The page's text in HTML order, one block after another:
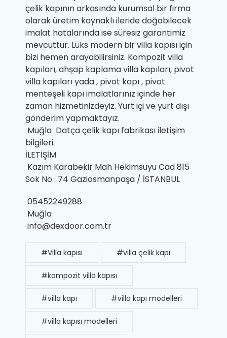
çelik kapının arkasında kurumsal bir firma
olarak üretim kaynaklı ileride doğabilecek
imalat hatalarında ise süresiz garantimiz
mevcuttur. Lüks modern bir villa kapısı için
bizi hemen arayabilirsiniz. Kompozit villa
kapıları, ahşap kaplama villa kapıları, pivot
villa kapıları yada , pivot kapı, pivot
menteşeli kapı imalatlarınız içinde her
zaman hizmetinizdeyiz. Yurt içi ve yurt dışı
gönderim yapmaktayız.
Muğla Datçaçelik kapı fabrikasıiletişim
bilgileri.
İLETİŞİM
Kazım Karabekir Mah Hekimsuyu Cad 815
Sok No : 74 Gaziosmanpaşa / İSTANBUL
05452249288
Muğla
info@dexdoor.com.tr
#Villa kapısı #villa çelik kapı
#kompozit villa kapısı
#villa kapı #villa kapı modelleri
#villa kapısı modelleri